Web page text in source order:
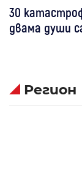
30
двама души
Регион